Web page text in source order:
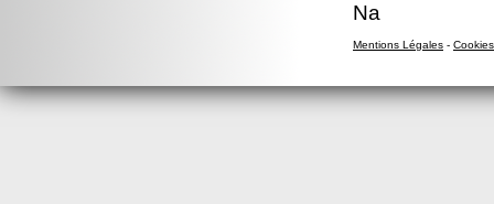
Na
Mentions Légales - Cookies